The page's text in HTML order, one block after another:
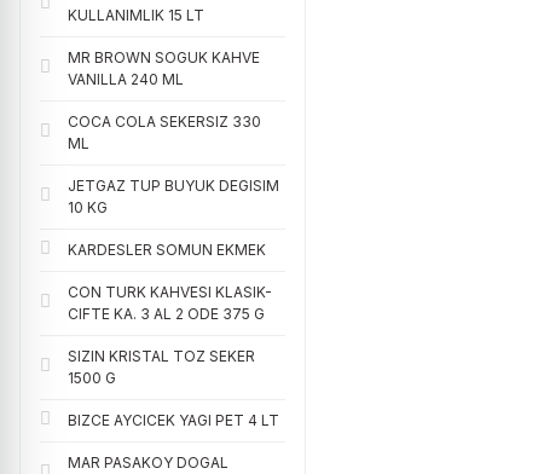
KULLANIMLIK 15 LT
MR BROWN SOGUK KAHVE
VANILLA 240 ML
COCA COLA SEKERSIZ 330
ML
JETGAZ TUP BUYUK DEGISIM
10 KG
KARDESLER SOMUN EKMEK
CON TURK KAHVESI KLASIK-
CIFTE KA. 3 AL 2 ODE 375 G
SIZIN KRISTAL TOZ SEKER
1500 G
BIZCE AYCICEK YAGI PET 4 LT
MAR PASAKOY DOGAL